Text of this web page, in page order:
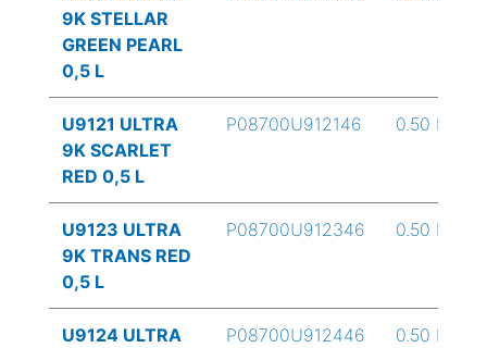
9K STELLAR
GREEN PEARL
0,5 L
U9121 ULTRA
9K SCARLET
RED 0,5 L
P08700U912146 0.50 L
U9123 ULTRA
9K TRANS RED
0,5 L
P08700U912346 0.50 L
U9124 ULTRA
P08700U912446 0.50 L